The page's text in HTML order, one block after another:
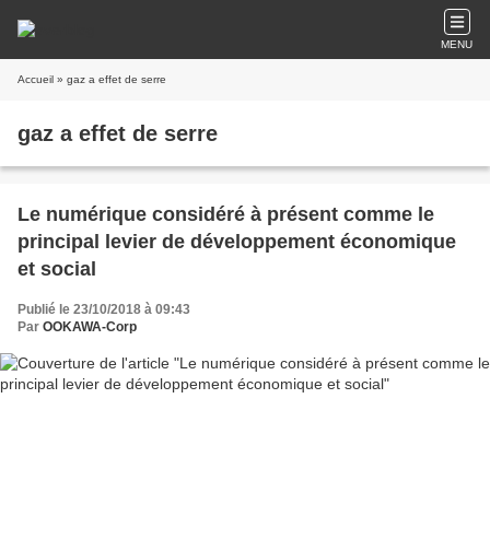
MENU
Accueil » gaz a effet de serre
gaz a effet de serre
Le numérique considéré à présent comme le
principal levier de développement économique
et social
Publié le 23/10/2018 à 09:43
Par OOKAWA-Corp